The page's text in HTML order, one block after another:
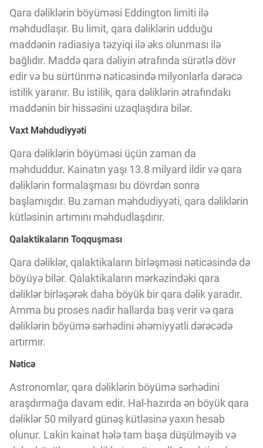
Podkastlar
Qara dəliklərin böyüməsi Eddington limiti ilə
məhdudlaşır. Bu limit, qara dəliklərin udduğu
maddənin radiasiya təzyiqi ilə əks olunması ilə
bağlıdır. Maddə qara dəliyin ətrafında sürətlə dövr
edir və bu sürtünmə nəticəsində milyonlarla dərəcə
istilik yaranır. Bu istilik, qara dəliklərin ətrafındakı
maddənin bir hissəsini uzaqlaşdıra bilər.
Vaxt Məhdudiyyəti
Qara dəliklərin böyüməsi üçün zaman da
məhduddur. Kainatın yaşı 13.8 milyard ildir və qara
dəliklərin formalaşması bu dövrdən sonra
başlamışdır. Bu zaman məhdudiyyəti, qara dəliklərin
kütləsinin artımını məhdudlaşdırır.
Qalaktikaların Toqquşması
Qara dəliklər, qalaktikaların birləşməsi nəticəsində də
böyüyə bilər. Qalaktikaların mərkəzindəki qara
dəliklər birləşərək daha böyük bir qara dəlik yaradır.
Amma bu proses nadir hallarda baş verir və qara
dəliklərin böyümə sərhədini əhəmiyyətli dərəcədə
artırmır.
Nəticə
Astronomlar, qara dəliklərin böyümə sərhədini
araşdırmağa davam edir. Hal-hazırda ən böyük qara
dəliklər 50 milyard günəş kütləsinə yaxın hesab
olunur. Lakin kainat hələ tam başa düşülməyib və